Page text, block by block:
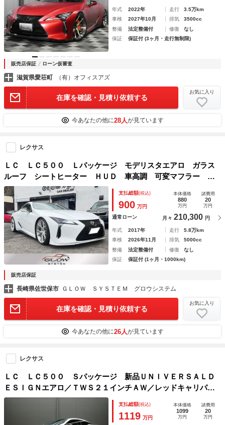
年式 2022年 走行
3.5万km
車検
2027年10月 排気
3500cc
整備
法定整備付 修復
なし
保証
保証付 (3ヶ月・走行無制限)
販売店保証 ローン仮審査
滋賀県愛荘町 （有）オフィスアズ
在庫を確認・見積り依頼する
お気に入り
今あなたの他に28人が見ています
レクサス
ＬＣ ＬＣ５００ Ｌパッケージ モデリスタエアロ ガラス
ルーフ シートヒーター ＨＵＤ 車高調 可変マフラー ２
２インチ鍛造ホイール バックカメラ ワンオーナー
支払総額(税込)
900 万円
本体価格
880
万円
諸費用
20
万円
通常ローン 月々 210,300 円
年式 2017年 走行
5.8万km
車検
2026年11月 排気
5000cc
整備
法定整備付 修復
なし
保証
保証付 (1ヶ月・1000km)
販売店保証
長崎県佐世保市 ＧＬＯＷ ＳＹＳＴＥＭ グロウシステム
在庫を確認・見積り依頼する
お気に入り
今あなたの他に26人が見ています
レクサス
ＬＣ ＬＣ５００ Ｓパッケージ 新品ＵＮＩＶＥＲＳＡＬＤ
ＥＳＩＧＮエアロ／ＴＷＳ２１インチＡＷ／レッドキャリパー
／ＴＯＭＳチタンマフラー／１オーナー車／禁煙車／屋内保管
／寒冷地仕様車／マークレビンソン／ＣＦＲＰルーフ／ＨＵＤ
支払総額(税込)
1119 万円
本体価格
1099
万円
諸費用
20
万円